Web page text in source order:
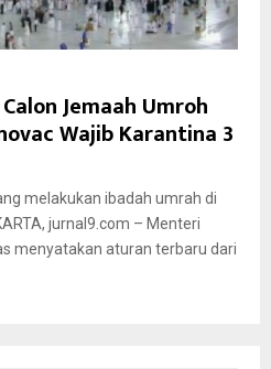
Jemaah Umroh
Wajib Karantina 3
melakukan ibadah umrah di
jurnal9.com – Menteri
menyatakan aturan terbaru dari